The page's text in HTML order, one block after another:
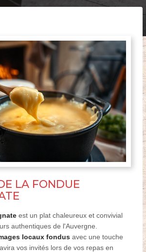
LA FONDUE
est un plat chaleureux et convivial
authentiques de l'Auvergne.
locaux fondusavec une touche
vos invités lors de vos repas en